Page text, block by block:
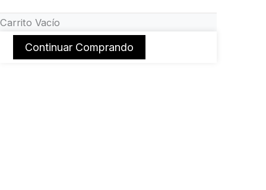
Carrito Vacío
Continuar Comprando